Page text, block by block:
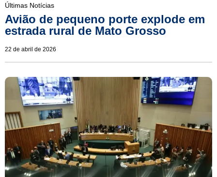
Últimas Notícias
Avião de pequeno porte explode em
estrada rural de Mato Grosso
22 de abril de 2026